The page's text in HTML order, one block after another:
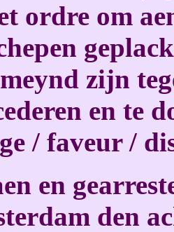
ordre om
zijn
en te
/ faveur /
en
den